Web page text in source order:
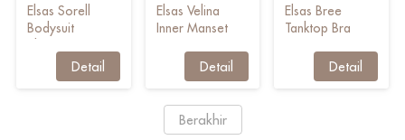
Elsas Sorell
Bodysuit
`
Detail
Elsas Velina
Inner Manset
`
Detail
Elsas Bree
Tanktop Bra
`
Detail
`
Berakhir